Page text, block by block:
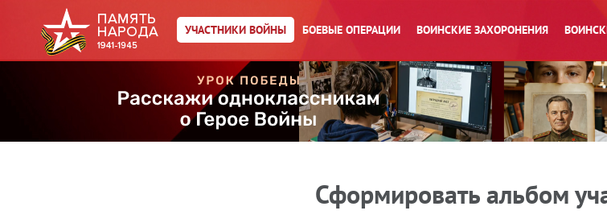
УЧАСТНИКИ ВОЙНЫ БОЕВЫЕ ОПЕРАЦИИ ВОИНСКИЕ ЗАХОРОНЕНИЯ
Сформировать альбом